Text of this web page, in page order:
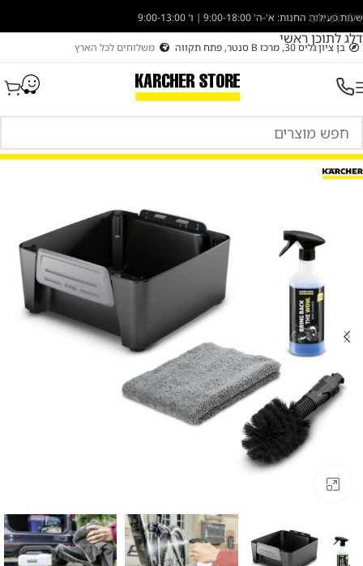
דלג לניווט
דלג לתוכן ראשי
שעות פעילות החנות: א'-ה' 9:00-18:00 | ו' 9:00-13:00
בן ציון גליס 30, מרכז B סנטר, פתח תקווה משלוחים לכל הארץ